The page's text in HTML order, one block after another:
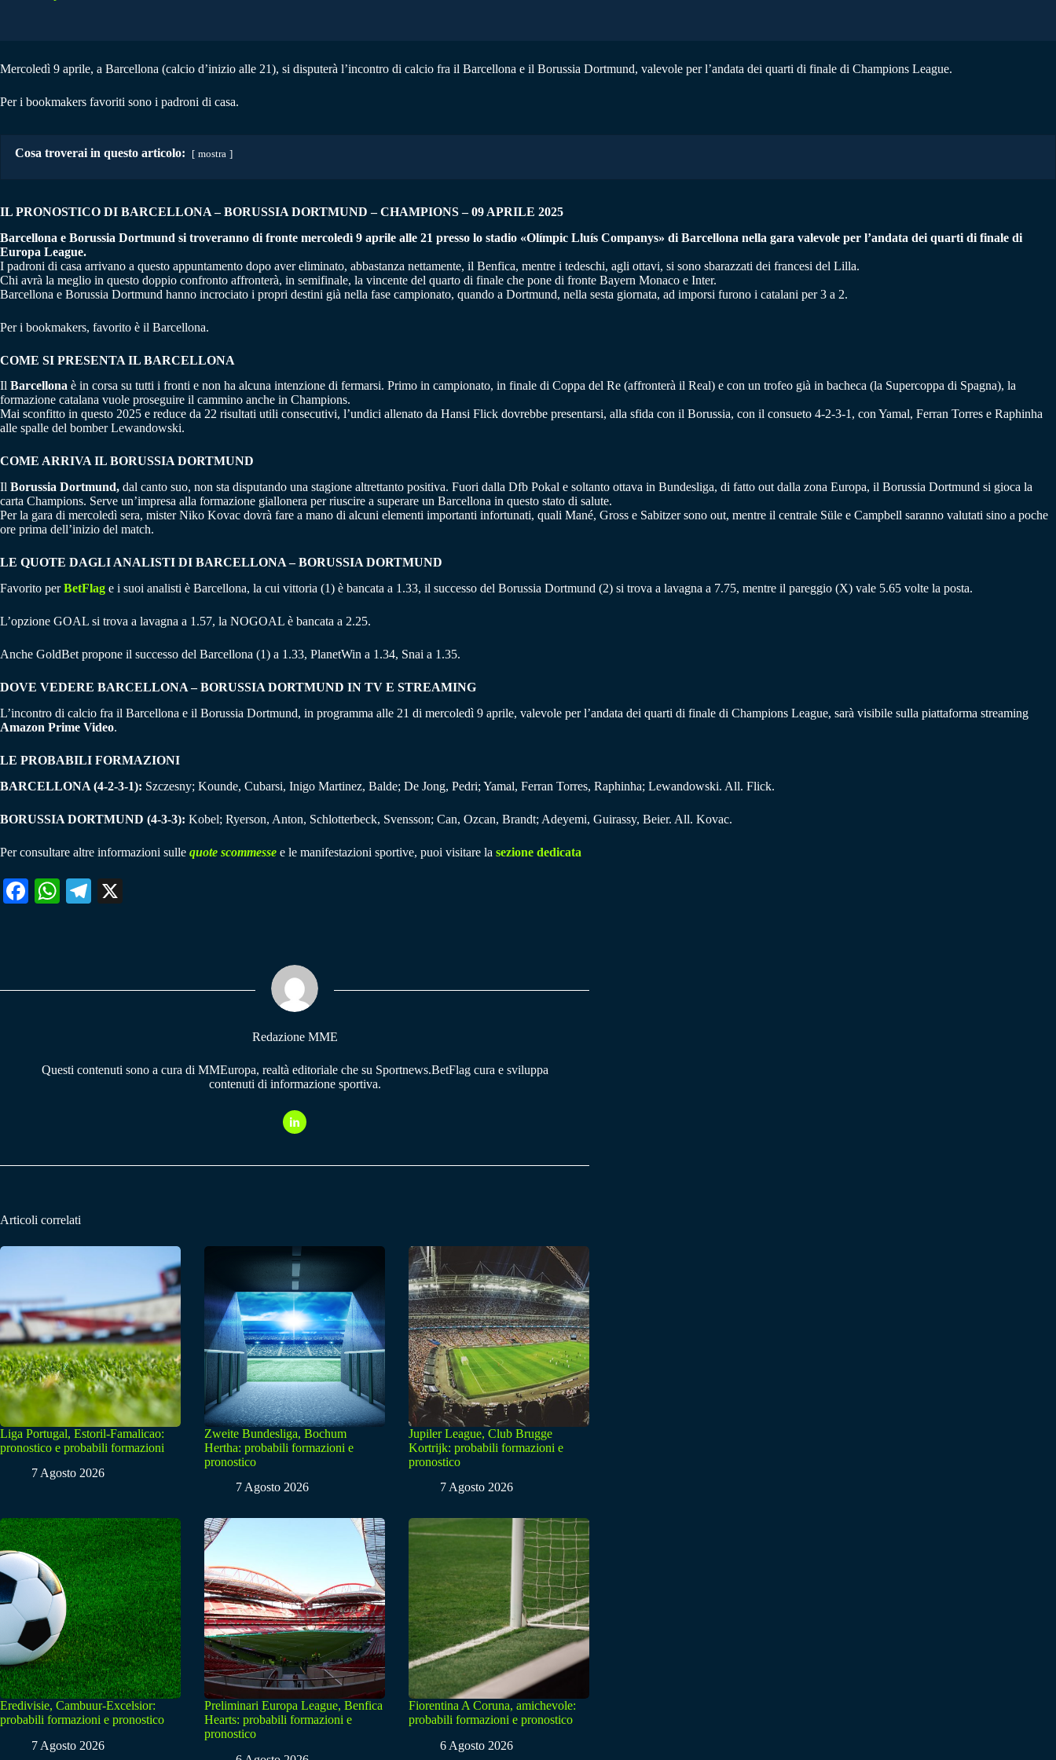
Mercoledì 9 aprile, a Barcellona (calcio d’inizio alle 21), si disputerà l’incontro di calcio fra il Barcellona e il Borussia Dortmund, valevole per l’andata dei quarti di finale di Champions League.
Per i bookmakers favoriti sono i padroni di casa.
Cosa troverai in questo articolo: mostra
IL PRONOSTICO DI BARCELLONA – BORUSSIA DORTMUND – CHAMPIONS – 09 APRILE 2025
Barcellona e Borussia Dortmund si troveranno di fronte mercoledì 9 aprile alle 21 presso lo stadio «Olímpic Lluís Companys» di Barcellona nella gara valevole per l’andata dei quarti di finale di
Europa League.
I padroni di casa arrivano a questo appuntamento dopo aver eliminato, abbastanza nettamente, il Benfica, mentre i tedeschi, agli ottavi, si sono sbarazzati dei francesi del Lilla.
Chi avrà la meglio in questo doppio confronto affronterà, in semifinale, la vincente del quarto di finale che pone di fronte Bayern Monaco e Inter.
Barcellona e Borussia Dortmund hanno incrociato i propri destini già nella fase campionato, quando a Dortmund, nella sesta giornata, ad imporsi furono i catalani per 3 a 2.
Per i bookmakers, favorito è il Barcellona.
COME SI PRESENTA IL BARCELLONA
Il Barcellona è in corsa su tutti i fronti e non ha alcuna intenzione di fermarsi. Primo in campionato, in finale di Coppa del Re (affronterà il Real) e con un trofeo già in bacheca (la Supercoppa di Spagna), la
formazione catalana vuole proseguire il cammino anche in Champions.
Mai sconfitto in questo 2025 e reduce da 22 risultati utili consecutivi, l’undici allenato da Hansi Flick dovrebbe presentarsi, alla sfida con il Borussia, con il consueto 4-2-3-1, con Yamal, Ferran Torres e Raphinha
alle spalle del bomber Lewandowski.
COME ARRIVA IL BORUSSIA DORTMUND
Il Borussia Dortmund, dal canto suo, non sta disputando una stagione altrettanto positiva. Fuori dalla Dfb Pokal e soltanto ottava in Bundesliga, di fatto out dalla zona Europa, il Borussia Dortmund si gioca la
carta Champions. Serve un’impresa alla formazione giallonera per riuscire a superare un Barcellona in questo stato di salute.
Per la gara di mercoledì sera, mister Niko Kovac dovrà fare a mano di alcuni elementi importanti infortunati, quali Mané, Gross e Sabitzer sono out, mentre il centrale Süle e Campbell saranno valutati sino a poche
ore prima dell’inizio del match.
LE QUOTE DAGLI ANALISTI DI BARCELLONA – BORUSSIA DORTMUND
Favorito perBetFlag e i suoi analisti è Barcellona, la cui vittoria (1) è bancata a 1.33, il successo del Borussia Dortmund (2) si trova a lavagna a 7.75, mentre il pareggio (X) vale 5.65 volte la posta.
L’opzione GOAL si trova a lavagna a 1.57, la NOGOAL è bancata a 2.25.
Anche GoldBet propone il successo del Barcellona (1) a 1.33, PlanetWin a 1.34, Snai a 1.35.
DOVE VEDERE BARCELLONA – BORUSSIA DORTMUND IN TV E STREAMING
L’incontro di calcio fra il Barcellona e il Borussia Dortmund, in programma alle 21 di mercoledì 9 aprile, valevole per l’andata dei quarti di finale di Champions League, sarà visibile sulla piattaforma streaming
Amazon Prime Video.
LE PROBABILI FORMAZIONI
BARCELLONA (4-2-3-1): Szczesny; Kounde, Cubarsi, Inigo Martinez, Balde; De Jong, Pedri; Yamal, Ferran Torres, Raphinha; Lewandowski. All. Flick.
BORUSSIA DORTMUND (4-3-3): Kobel; Ryerson, Anton, Schlotterbeck, Svensson; Can, Ozcan, Brandt; Adeyemi, Guirassy, Beier. All. Kovac.
Per consultare altre informazioni sulle quote scommesse e le manifestazioni sportive, puoi visitare la sezione dedicata
Fa W
pp
Te
m
Redazione MME
Questi contenuti sono a cura di MMEuropa, realtà editoriale che su Sportnews.BetFlag cura e sviluppa
contenuti di informazione sportiva.
Articoli correlati
Liga Portugal, Estoril-Famalicao:
pronostico e probabili formazioni
7 Agosto 2026
Zweite Bundesliga, Bochum
Hertha: probabili formazioni e
pronostico
7 Agosto 2026
Jupiler League, Club Brugge
Kortrijk: probabili formazioni e
pronostico
7 Agosto 2026
Eredivisie, Cambuur-Excelsior:
probabili formazioni e pronostico
7 Agosto 2026
Preliminari Europa League, Benfica
Hearts: probabili formazioni e
pronostico
Fiorentina A Coruna, amichevole:
probabili formazioni e pronostico
6 Agosto 2026